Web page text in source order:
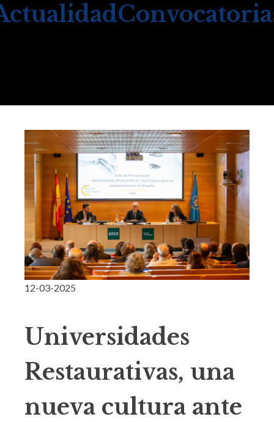
12-03-2025
Universidades
Restaurativas, una
nueva cultura ante